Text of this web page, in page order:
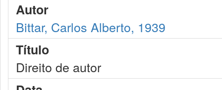
Autor
Bittar, Carlos Alberto, 1939
Título
Direito de autor